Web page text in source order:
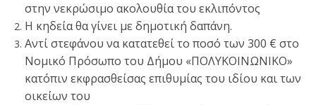
στην νεκρώσιμο ακολουθία του εκλιπόντος
Η κηδεία θα γίνει με δημοτική δαπάνη.
Αντί στεφάνου να κατατεθεί το ποσό των 300 € στο
Νομικό Πρόσωπο του Δήμου «ΠΟΛΥΚΟΙΝΩΝΙΚΟ»
κατόπιν εκφρασθείσας επιθυμίας του ιδίου και των
οικείων του